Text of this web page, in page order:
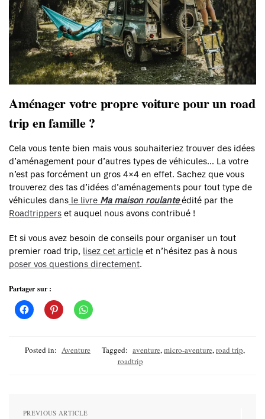
Aménager votre propre voiture pour un road
trip en famille ?
Cela vous tente bien mais vous souhaiteriez trouver des idées
d’aménagement pour d’autres types de véhicules… La votre
n’est pas forcément un gros 4×4 en effet. Sachez que vous
trouverez des tas d’idées d’aménagements pour tout type de
véhicules dans le livre Ma maison roulante édité par the
Roadtrippers et auquel nous avons contribué !
Et si vous avez besoin de conseils pour organiser un tout
premier road trip, lisez cet article et n’hésitez pas à nous
poser vos questions directement.
Partager sur :
Posted in: Aventure Tagged: aventure,micro-aventure,road trip,
roadtrip
PREVIOUS ARTICLE